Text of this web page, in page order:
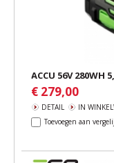
ACCU 56V 280WH
€ 279,00
DETAIL
IN
Toevoegen aan